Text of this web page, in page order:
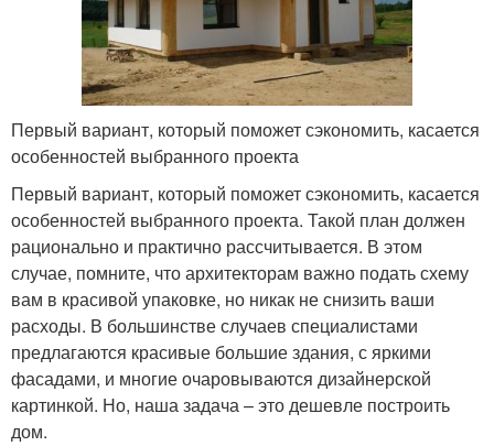
Первый вариант, который поможет сэкономить, касается
особенностей выбранного проекта
Первый вариант, который поможет сэкономить, касается
особенностей выбранного проекта. Такой план должен
рационально и практично рассчитывается. В этом
случае, помните, что архитекторам важно подать схему
вам в красивой упаковке, но никак не снизить ваши
расходы. В большинстве случаев специалистами
предлагаются красивые большие здания, с яркими
фасадами, и многие очаровываются дизайнерской
картинкой. Но, наша задача – это дешевле построить
дом.